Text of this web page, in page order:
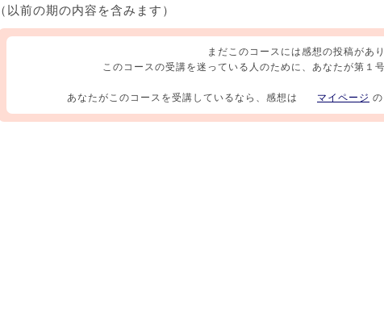
（以前の期の内容を含みます）
まだこのコースには感想の投稿があり
このコースの受講を迷っている人のために、あなたが第１
あなたがこのコースを受講しているなら、感想は マイページ